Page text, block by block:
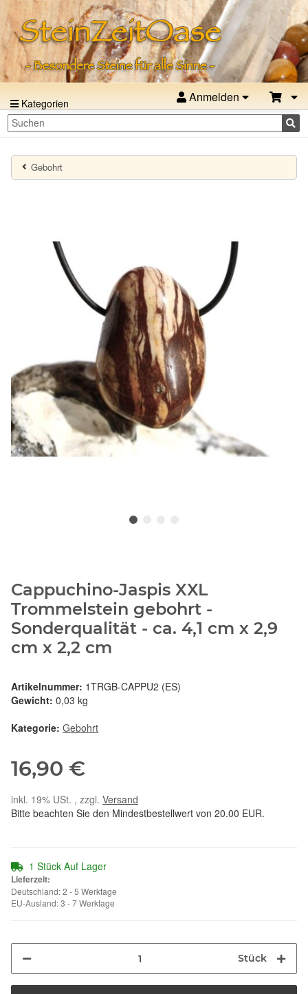
Kategorien Anmelden
Gebohrt
Cappuchino-Jaspis XXL
Trommelstein gebohrt -
Sonderqualität - ca. 4,1 cm x 2,9
cm x 2,2 cm
Artikelnummer: 1TRGB-CAPPU2 (ES)
Gewicht: 0,03 kg
Kategorie: Gebohrt
16,90 €
inkl. 19% USt. , zzgl. Versand
Bitte beachten Sie den Mindestbestellwert von 20.00 EUR.
1 Stück Auf Lager
Lieferzeit:
Deutschland: 2 - 5 Werktage
EU-Ausland: 3 - 7 Werktage
Stück